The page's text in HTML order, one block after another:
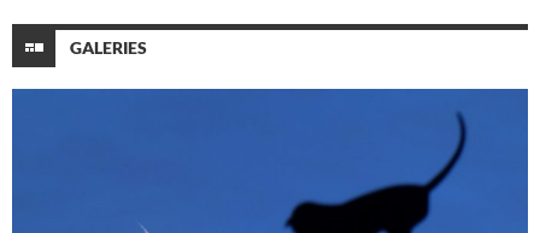
GALERIES